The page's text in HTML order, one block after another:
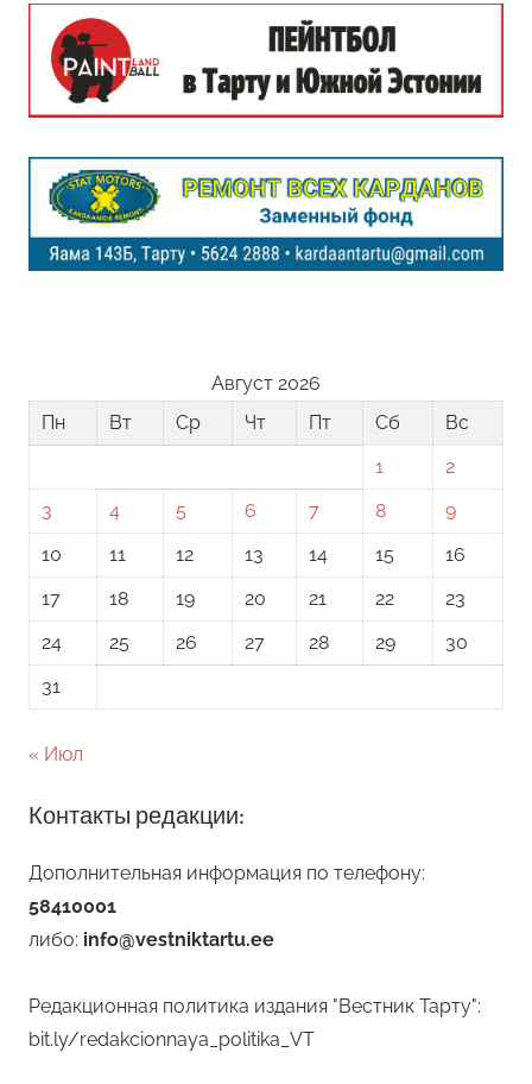
Август 2026
Пн
Вт Ср Чт Пт Сб
Вс
1
2
3
4 5 6 7 8
9
10
11 12 13 14 15
16
17
18 19 20 21 22
23
24
25 26 27 28 29
30
31
« Июл
Контакты редакции:
Дополнительная информация по телефону:
58410001
либо: info@vestniktartu.ee
Редакционная политика издания "Вестник Тарту":
bit.ly/redakcionnaya_politika_VT